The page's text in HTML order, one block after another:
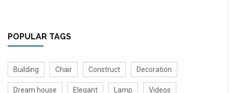
POPULAR TAGS
Building Chair Construct Decoration
Dream house Elegant Lamp Videos